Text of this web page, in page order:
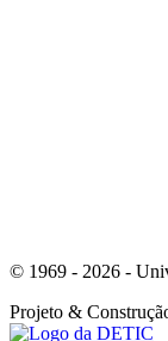
© 1969 - 2026 -
Projeto &